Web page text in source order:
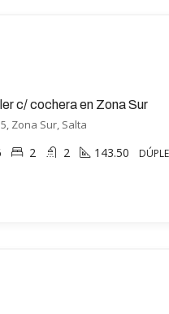
c/ cochera en Zona Sur
Zona Sur, Salta
2 2 143.50